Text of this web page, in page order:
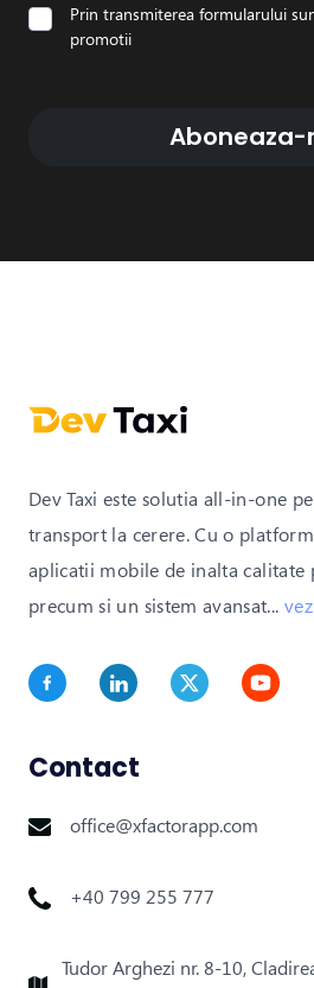
Prin transmiterea formularului
promotii
Aboneaza-
Dev Taxi este solutia all-in-one
transport la cerere. Cu o
aplicatii mobile de inalta calitate
precum si un sistem avansat...
Contact
office@xfactorapp.com
+40 799 255 777
Tudor Arghezi nr. 8-10,